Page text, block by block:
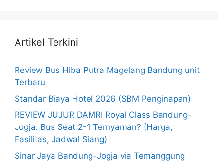
Artikel Terkini
Review Bus Hiba Putra Magelang Bandung unit
Terbaru
Standar Biaya Hotel 2026 (SBM Penginapan)
REVIEW JUJUR DAMRI Royal Class Bandung-
Jogja: Bus Seat 2-1 Ternyaman? (Harga,
Fasilitas, Jadwal Siang)
Sinar Jaya Bandung-Jogja via Temanggung